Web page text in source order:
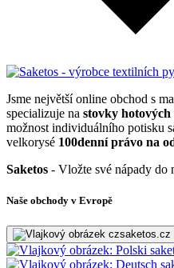
Jsme největší online obchod s
specializuje na stovky hotových
možnost individuálního potisku
velkorysé 100denní právo na
Saketos - Vložte své nápady do
Naše obchody v Evropě
saketos.cz